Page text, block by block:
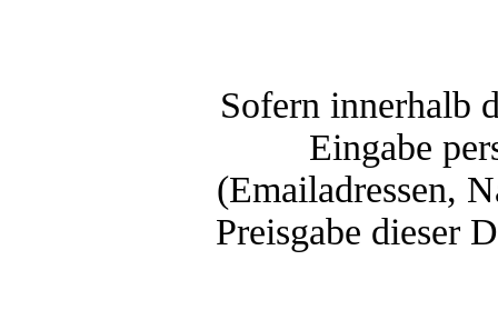
Sofern innerhalb
Eingabe
(Emailadressen,
Preisgabe dieser